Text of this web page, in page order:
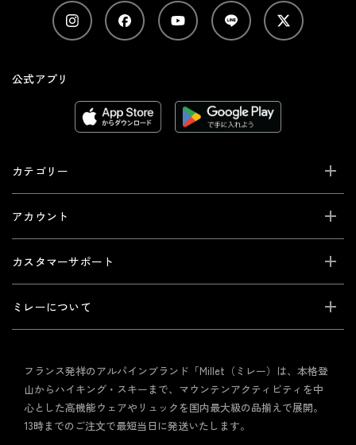
公式アプリ
カテゴリー
アカウント
カスタマーサポート
ミレーについて
フランス発祥のアルパインブランド「Millet（ミレー）は、本格登
山からハイキング・スキーまで、マウンテンアクティビティを中
心とした高機能ウェアやリュックを国内最大級の品揃えで展開。
13時までのご注文で最短当日に発送いたします。